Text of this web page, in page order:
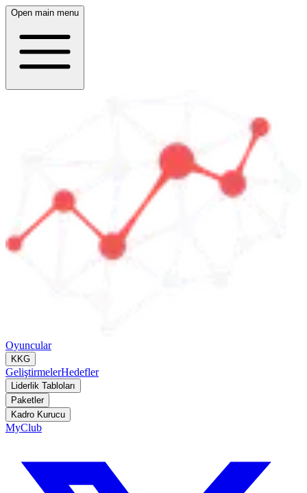
Open main menu
Oyuncular
KKG
GeliştirmelerHedefler
Liderlik Tabloları
Paketler
Kadro Kurucu
MyClub